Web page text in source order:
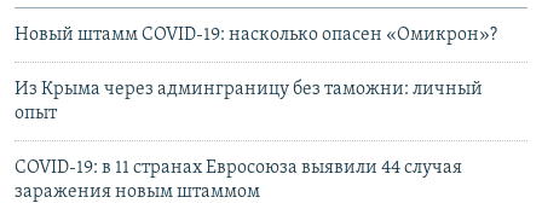
Новый штамм COVID-19: насколько опасен «Омикрон»?
Из Крыма через админграницу без таможни: личный
опыт
COVID-19: в 11 странах Евросоюза выявили 44 случая
заражения новым штаммом